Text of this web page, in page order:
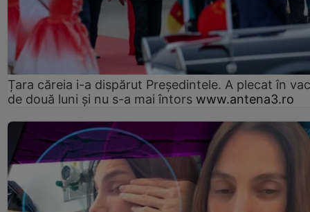
Țara căreia i-a dispărut Președintele. A plecat în
de două luni și nu s-a mai întors www.antena3.ro